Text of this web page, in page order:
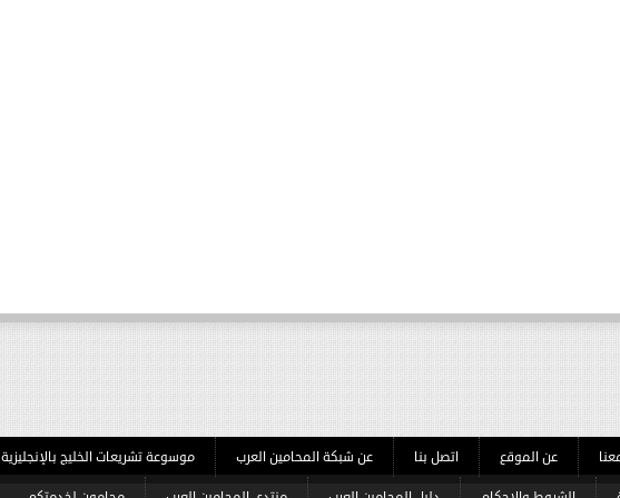
The
عن الموقع اتصل بنا عن شبكة المحامين العرب
موسوعة تشريعات الخليج بالإنجليزية